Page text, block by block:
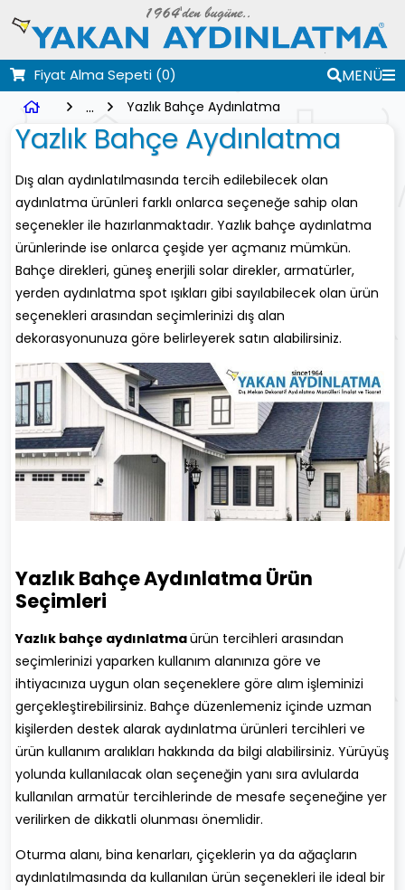
Fiyat Alma Sepeti (0)
MENÜ
...
Yazlık Bahçe Aydınlatma
Yazlık Bahçe Aydınlatma
Dış alan aydınlatılmasında tercih edilebilecek olan
aydınlatma ürünleri farklı onlarca seçeneğe sahip olan
seçenekler ile hazırlanmaktadır. Yazlık bahçe aydınlatma
ürünlerinde ise onlarca çeşide yer açmanız mümkün.
Bahçe direkleri, güneş enerjili solar direkler, armatürler,
yerden aydınlatma spot ışıkları gibi sayılabilecek olan ürün
seçenekleri arasından seçimlerinizi dış alan
dekorasyonunuza göre belirleyerek satın alabilirsiniz.
Yazlık Bahçe Aydınlatma Ürün
Seçimleri
Yazlık bahçe aydınlatmaürün tercihleri arasından
seçimlerinizi yaparken kullanım alanınıza göre ve
ihtiyacınıza uygun olan seçeneklere göre alım işleminizi
gerçekleştirebilirsiniz. Bahçe düzenlemeniz içinde uzman
kişilerden destek alarak aydınlatma ürünleri tercihleri ve
ürün kullanım aralıkları hakkında da bilgi alabilirsiniz. Yürüyüş
yolunda kullanılacak olan seçeneğin yanı sıra avlularda
kullanılan armatür tercihlerinde de mesafe seçeneğine yer
verilirken de dikkatli olunması önemlidir.
Oturma alanı, bina kenarları, çiçeklerin ya da ağaçların
aydınlatılmasında da kullanılan ürün seçenekleri ile ideal bir